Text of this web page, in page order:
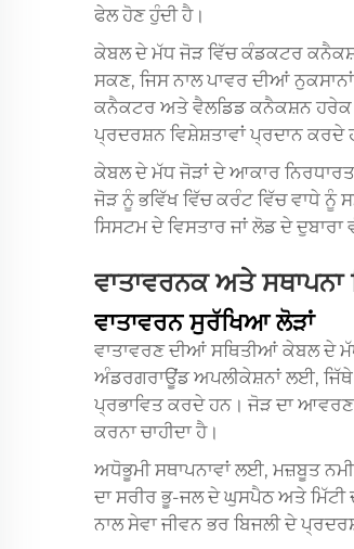
ਫੇਲ ਹੋਣ ਹੁੰਦੀ ਹੈ।
ਕੇਬਲ ਦੇ ਮੱਧ ਜੋੜ ਵਿੱਚ ਕੰਡਕਟਰ
ਸਕਣ, ਜਿਸ ਨਾਲ ਪਾਵਰ ਦੀਆਂ
ਕਨੈਕਟਰ ਅਤੇ ਵੈਲਡਿਡ ਕਨੈਕਸ਼ਨ
ਪ੍ਰਦਰਸ਼ਨ ਵਿਸ਼ੇਸ਼ਤਾਵਾਂ ਪ੍ਰਦਾਨ ਕਰਦੇ
ਕੇਬਲ ਦੇ ਮੱਧ ਜੋੜਾਂ ਦੇ ਆਕਾਰ
ਜੋੜ ਨੂੰ ਭਵਿੱਖ ਵਿੱਚ ਕਰੰਟ ਵਿੱਚ ਵਾਧੇ ਨੂੰ
ਸਿਸਟਮ ਦੇ ਵਿਸਤਾਰ ਜਾਂ ਲੋਡ ਦੇ
ਵਾਤਾਵਰਨਕ ਅਤੇ ਸਥਾਪਨਾ
ਵਾਤਾਵਰਨ ਸੁਰੱਖਿਆ ਲੋੜਾਂ
ਵਾਤਾਵਰਣ ਦੀਆਂ ਸਥਿਤੀਆਂ ਕੇਬਲ ਦੇ
ਅੰਡਰਗਰਾਊਂਡ ਅਪਲੀਕੇਸ਼ਨਾਂ ਲਈ,
ਪ੍ਰਭਾਵਿਤ ਕਰਦੇ ਹਨ। ਜੋੜ ਦਾ
ਕਰਨਾ ਚਾਹੀਦਾ ਹੈ।
ਅਧੋਭੂਮੀ ਸਥਾਪਨਾਵਾਂ ਲਈ, ਮਜ਼ਬੂਤ
ਦਾ ਸਰੀਰ ਭੂ-ਜਲ ਦੇ ਘੁਸਪੈਠ ਅਤੇ ਮਿੱਟੀ
ਨਾਲ ਸੇਵਾ ਜੀਵਨ ਭਰ ਬਿਜਲੀ ਦੇ